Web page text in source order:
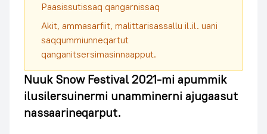
Paasissutissaq qangarnissaq
Akit, ammasarfiit, malittarisassallu il.il. uani
saqqummiunneqartut
qanganitsersimasinnaapput.
Nuuk Snow Festival 2021-mi apummik
ilusilersuinermi unamminerni ajugaasut
nassaarineqarput.